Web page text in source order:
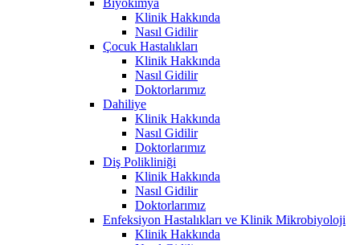
Klinik Hakkında
Nasıl Gidilir
Çocuk Hastalıkları
Klinik Hakkında
Nasıl Gidilir
Doktorlarımız
Dahiliye
Klinik Hakkında
Nasıl Gidilir
Doktorlarımız
Diş Polikliniği
Klinik Hakkında
Nasıl Gidilir
Doktorlarımız
Enfeksiyon Hastalıkları ve Klinik Mikrobiyoloji
Klinik Hakkında